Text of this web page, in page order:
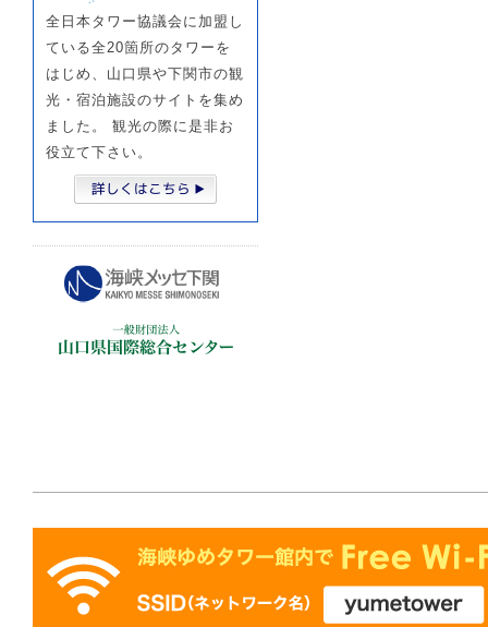
全日本タワー協議会に加盟し
ている全20箇所のタワーを
はじめ、山口県や下関市の観
光・宿泊施設のサイトを集め
ました。 観光の際に是非お
役立て下さい。